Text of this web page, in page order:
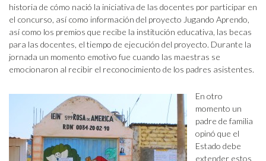
historia de cómo nació la iniciativa de las docentes por participar en
el concurso, así como información del proyecto Jugando Aprendo,
así como los premios que recibe la institución educativa, las becas
para las docentes, el tiempo de ejecución del proyecto. Durante la
jornada un momento emotivo fue cuando las maestras se
emocionaron al recibir el reconocimiento de los padres asistentes.
En otro
momento un
padre de familia
opinó que el
Estado debe
extender estos